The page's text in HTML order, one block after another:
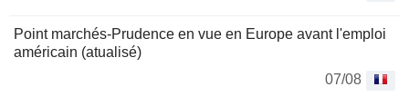
Point marchés-Prudence en vue en Europe avant l'emploi
américain (atualisé)
07/08